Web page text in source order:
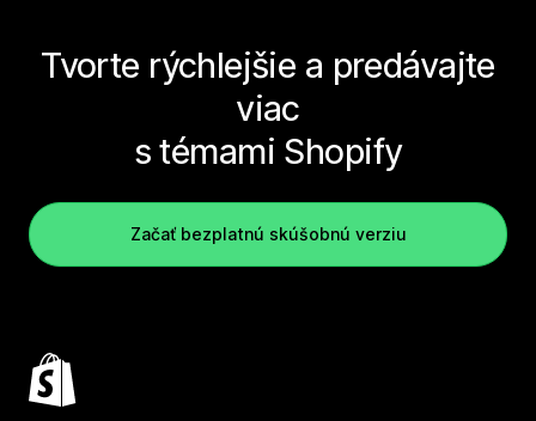
Tvorte rýchlejšie a predávajte
viac
s témami Shopify
Začať bezplatnú skúšobnú verziu